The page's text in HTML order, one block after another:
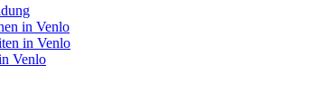
in Venlo
in Venlo
Venlo